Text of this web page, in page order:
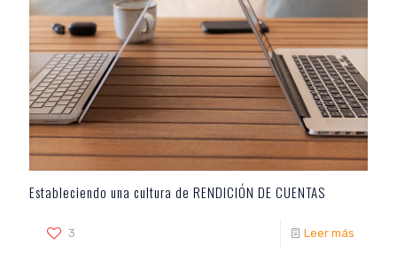
Estableciendo una cultura de RENDICIÓN DE CUENTAS
3 Leer más